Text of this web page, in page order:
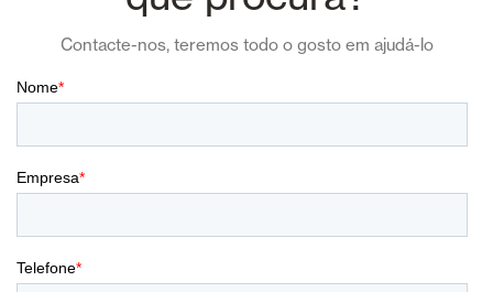
Contacte-nos, teremos todo o gosto em ajudá-lo